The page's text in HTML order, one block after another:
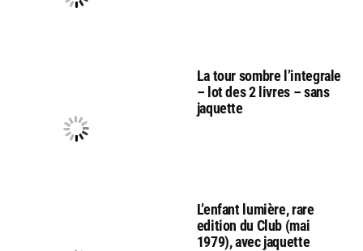
La tour sombre l’integrale
– lot des 2 livres – sans
jaquette
L’enfant lumière, rare
edition du Club (mai
1979), avec jaquette